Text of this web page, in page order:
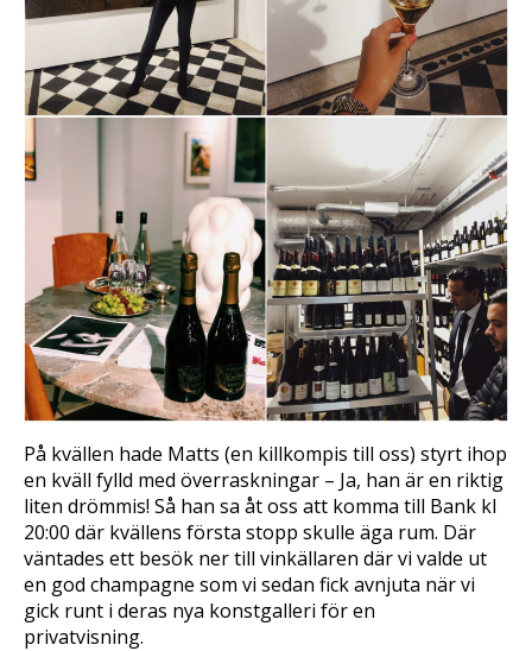
På kvällen hade Matts (en killkompis till oss) styrt ihop
en kväll fylld med överraskningar – Ja, han är en riktig
liten drömmis! Så han sa åt oss att komma till Bank kl
20:00 där kvällens första stopp skulle äga rum. Där
väntades ett besök ner till vinkällaren där vi valde ut
en god champagne som vi sedan fick avnjuta när vi
gick runt i deras nya konstgalleri för en
privatvisning.